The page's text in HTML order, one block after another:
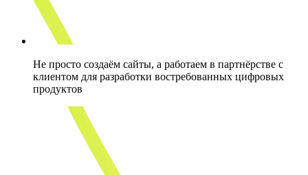
Не просто создаём сайты, а работаем в партнёрстве с
клиентом для разработки востребованных цифровых
продуктов